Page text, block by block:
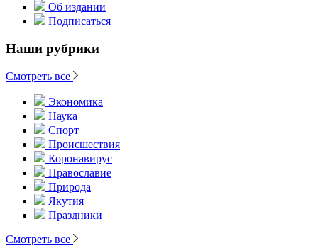
Об издании
Подписаться
Наши рубрики
Смотреть все
Экономика
Наука
Спорт
Происшествия
Коронавирус
Православие
Природа
Якутия
Праздники
Смотреть все